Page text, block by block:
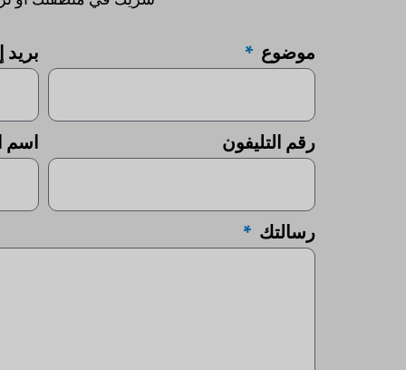
موضوع بريد
رقم التليفون اسم
رسالتك